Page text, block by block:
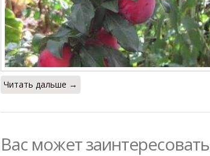
Читать дальше →
Вас может заинтересовать